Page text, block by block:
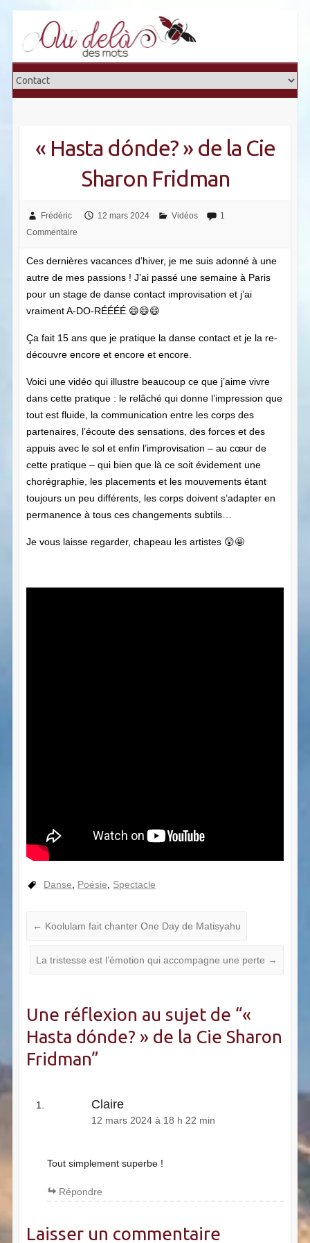
content
« Hasta dónde? » de la Cie
Sharon Fridman
Frédéric 12 mars 2024 Vidéos
1
Commentaire
Ces dernières vacances d’hiver, je me suis adonné à une
autre de mes passions ! J’ai passé une semaine à Paris
pour un stage de danse contact improvisation et j’ai
vraiment A-DO-RÉÉÉÉ 😄😄😄
Ça fait 15 ans que je pratique la danse contact et je la re-
découvre encore et encore et encore.
Voici une vidéo qui illustre beaucoup ce que j’aime vivre
dans cette pratique : le relâché qui donne l’impression que
tout est fluide, la communication entre les corps des
partenaires, l’écoute des sensations, des forces et des
appuis avec le sol et enfin l’improvisation – au cœur de
cette pratique – qui bien que là ce soit évidement une
chorégraphie, les placements et les mouvements étant
toujours un peu différents, les corps doivent s’adapter en
permanence à tous ces changements subtils…
Je vous laisse regarder, chapeau les artistes 😲🤩
Danse Poésie Spectacle
← Koolulam fait chanter One Day de Matisyahu
La tristesse est l’émotion qui accompagne une perte →
Une réflexion au sujet de “«
Hasta dónde? » de la Cie Sharon
Fridman”
Claire
12 mars 2024 à 18 h 22 min
Tout simplement superbe !
Répondre
Laisser un commentaire